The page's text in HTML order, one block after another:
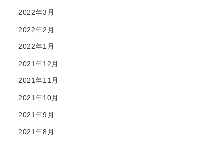
2022年3月
2022年2月
2022年1月
2021年12月
2021年11月
2021年10月
2021年9月
2021年8月